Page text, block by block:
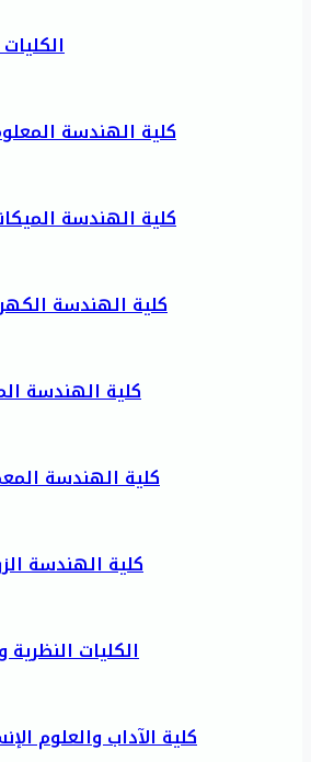
كلية الهندسة
كلية الهندسة
كلية الهندسة
كلية الهندسة
كلية الهندسة
كلية الهندسة
الكليات النظرية
كلية الآداب والعلوم